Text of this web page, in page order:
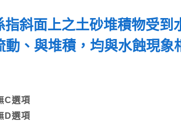
指斜面上之土砂堆積物受到
動、與堆積，均與水蝕現
C選項
D選項